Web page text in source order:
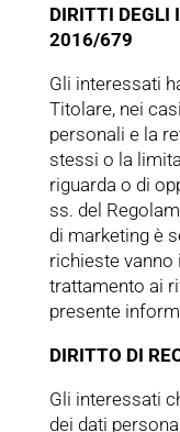
DIRITTI DEGLI
2016/679
Gli interessati
Titolare, nei
personali e la
stessi o la
riguarda o di
ss. del
di marketing è
richieste vanno
trattamento ai
presente
DIRITTO DI
Gli interessati
dei dati